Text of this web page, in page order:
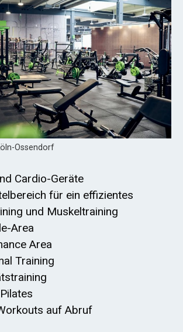
Ossendorf
Cardio-Geräte
für ein effizientes
und Muskeltraining
Area
Area
Training
auf Abruf